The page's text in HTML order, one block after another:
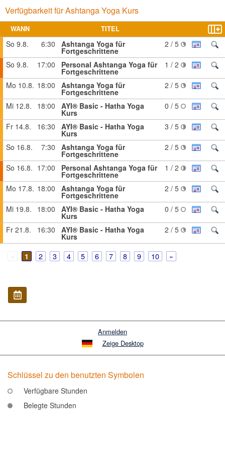
Verfügbarkeit für Ashtanga Yoga Kurs
WANN TITEL
So 9.8. 6:30 Ashtanga Yoga für
Fortgeschrittene
2 / 5
So 9.8. 17:00 Personal Ashtanga Yoga für
Fortgeschrittene
1 / 2
Mo 10.8. 18:00 Ashtanga Yoga für
Fortgeschrittene
2 / 5
Mi 12.8. 18:00 AYI® Basic - Hatha Yoga
Kurs
0 / 5
Fr 14.8. 16:30 AYI® Basic - Hatha Yoga
Kurs
3 / 5
So 16.8. 7:30 Ashtanga Yoga für
Fortgeschrittene
2 / 5
So 16.8. 17:00 Personal Ashtanga Yoga für
Fortgeschrittene
1 / 2
Mo 17.8. 18:00 Ashtanga Yoga für
Fortgeschrittene
2 / 5
Mi 19.8. 18:00 AYI® Basic - Hatha Yoga
Kurs
0 / 5
Fr 21.8. 16:30 AYI® Basic - Hatha Yoga
Kurs
2 / 5
1 2 3 4 5 6 7 8 9 10
Anmelden
Zeige Desktop
Schlüssel zu den benutzten Symbolen
Verfügbare Stunden
Belegte Stunden